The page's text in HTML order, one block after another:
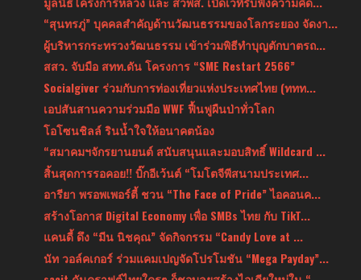
“สุนทรภู่” บุคคลสำคัญด้านวัฒนธรรมของโลกระยอง จัดงา...
ผู้บริหารกระทรวงวัฒนธรรม เข้าร่วมพิธีทำบุญตักบาตรถ...
สสว. จับมือ สทท.ดัน โครงการ “SME Restart 2566”
Socialgiver ร่วมกับการท่องเที่ยวแห่งประเทศไทย (ททท...
เอปสันสานความร่วมมือ WWF ฟื้นฟูผืนป่าทั่วโลก
โอโซนชิลล์ รินน้ำใจให้อนาคตน้อง
“สมาคมฯจักรยานยนต์ สนับสนุนและมอบสิทธิ์ Wildcard ...
สิ้นสุดการรอคอย!! บิ๊กอีเว้นต์ “โมโตจีพีสนามประเทศ...
อารียา พรอพเพอร์ตี้ ชวน “The Face of Pride” ไอคอนค...
สร้างโอกาส Digital Economy เพื่อ SMBs ไทย กับ TikT...
แคนดี้ ดึง “มีน นิชคุณ” จัดกิจกรรม “Candy Love at ...
นัท วอล์คเกอร์ ร่วมแคมเปญจัดโปรโมชัน “Mega Payday”...